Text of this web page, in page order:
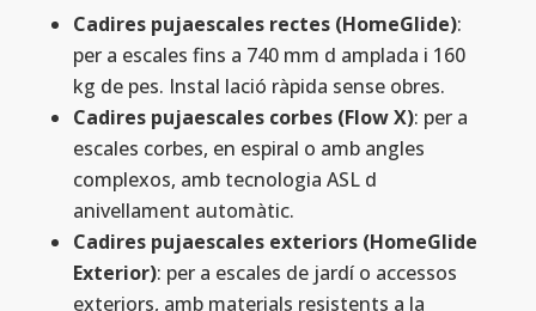
Cadires pujaescales rectes (HomeGlide):
per a escales fins a 740 mm d amplada i 160
kg de pes. Instal lació ràpida sense obres.
Cadires pujaescales corbes (Flow X): per a
escales corbes, en espiral o amb angles
complexos, amb tecnologia ASL d
anivellament automàtic.
Cadires pujaescales exteriors (HomeGlide
Exterior): per a escales de jardí o accessos
exteriors, amb materials resistents a la